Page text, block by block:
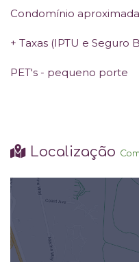
Condomínio
+ Taxas (IPTU e Seguro
PET's - pequeno porte
Localização